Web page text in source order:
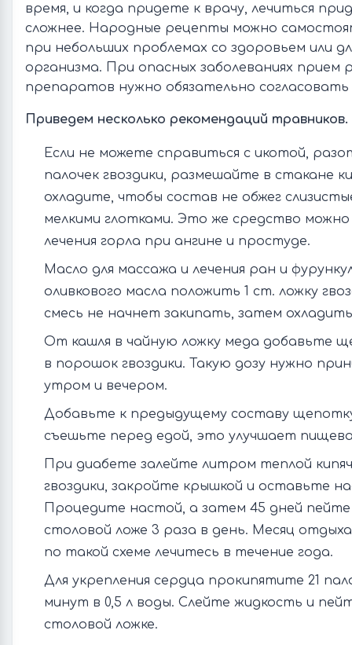
время, и когда придете к врачу, лечиться
сложнее. Народные рецепты можно
при небольших проблемах со здоровьем или
организма. При опасных заболеваниях прием
препаратов нужно обязательно
Приведем несколько рекомендаций травников.
Если не можете справиться с икотой,
палочек гвоздики, размешайте в стакане
охладите, чтобы состав не обжег
мелкими глотками. Это же средство можно
лечения горла при ангине и простуде.
Масло для массажа и лечения ран и
оливкового масла положить 1 ст. ложку
смесь не начнет закипать, затем
От кашля в чайную ложку меда добавьте
в порошок гвоздики. Такую дозу нужно
утром и вечером.
Добавьте к предыдущему составу
съешьте перед едой, это улучшает
При диабете залейте литром теплой
гвоздики, закройте крышкой и оставьте
Процедите настой, а затем 45 дней
столовой ложе 3 раза в день. Месяц
по такой схеме лечитесь в течение года.
Для укрепления сердца прокипятите 21
минут в 0,5 л воды. Слейте жидкость и
столовой ложке.